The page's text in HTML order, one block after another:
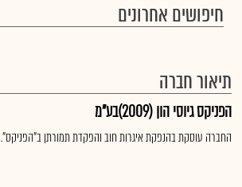
חיפושים אחרונים
תיאור חברה
הפניקס גיוסי הון (2009)בע"מ
החברה עוסקת בהנפקת איגרות חוב והפקדת תמורתן ב"הפניקס".